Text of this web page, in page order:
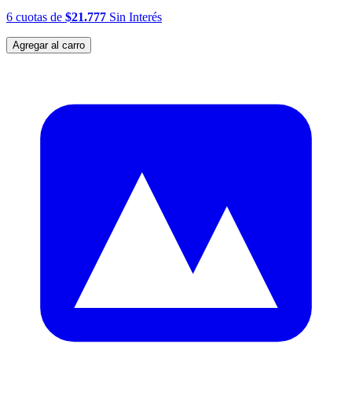
6 cuotas de $21.777 Sin Interés
Agregar al carro